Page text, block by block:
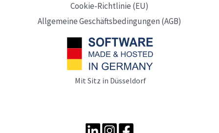
Cookie-Richtlinie (EU)
Allgemeine Geschäftsbedingungen (AGB)
Mit Sitz in Düsseldorf